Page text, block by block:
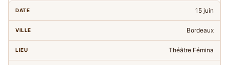
15 juin
Bordeaux
Théâtre Fémina